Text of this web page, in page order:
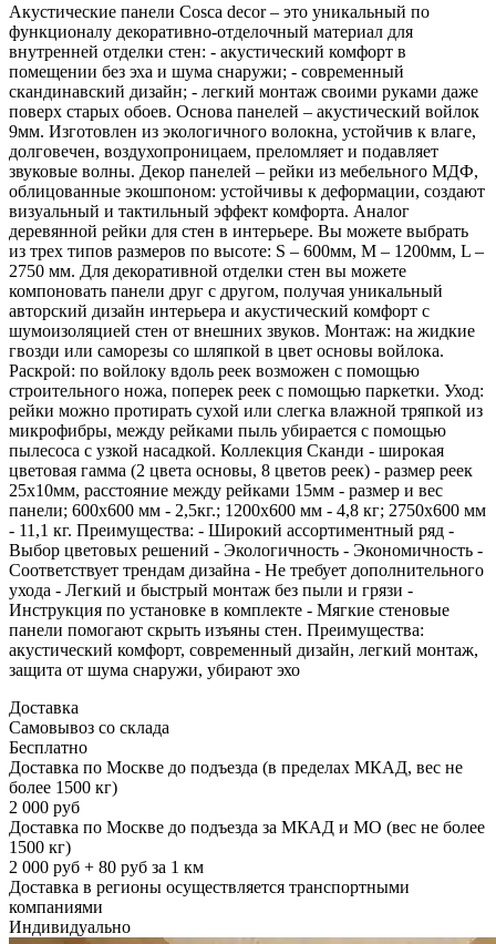
Акустические панели Cosca decor – это уникальный по
функционалу декоративно-отделочный материал для
внутренней отделки стен: - акустический комфорт в
помещении без эха и шума снаружи; - современный
скандинавский дизайн; - легкий монтаж своими руками даже
поверх старых обоев. Основа панелей – акустический войлок
9мм. Изготовлен из экологичного волокна, устойчив к влаге,
долговечен, воздухопроницаем, преломляет и подавляет
звуковые волны. Декор панелей – рейки из мебельного МДФ,
облицованные экошпоном: устойчивы к деформации, создают
визуальный и тактильный эффект комфорта. Аналог
деревянной рейки для стен в интерьере. Вы можете выбрать
из трех типов размеров по высоте: S – 600мм, M – 1200мм, L –
2750 мм. Для декоративной отделки стен вы можете
компоновать панели друг с другом, получая уникальный
авторский дизайн интерьера и акустический комфорт с
шумоизоляцией стен от внешних звуков. Монтаж: на жидкие
гвозди или саморезы со шляпкой в цвет основы войлока.
Раскрой: по войлоку вдоль реек возможен с помощью
строительного ножа, поперек реек с помощью паркетки. Уход:
рейки можно протирать сухой или слегка влажной тряпкой из
микрофибры, между рейками пыль убирается с помощью
пылесоса с узкой насадкой. Коллекция Сканди - широкая
цветовая гамма (2 цвета основы, 8 цветов реек) - размер реек
25х10мм, расстояние между рейками 15мм - размер и вес
панели; 600х600 мм - 2,5кг.; 1200х600 мм - 4,8 кг; 2750х600 мм
- 11,1 кг. Преимущества: - Широкий ассортиментный ряд -
Выбор цветовых решений - Экологичность - Экономичность -
Соответствует трендам дизайна - Не требует дополнительного
ухода - Легкий и быстрый монтаж без пыли и грязи -
Инструкция по установке в комплекте - Мягкие стеновые
панели помогают скрыть изъяны стен. Преимущества:
акустический комфорт, современный дизайн, легкий монтаж,
защита от шума снаружи, убирают эхо
Доставка
Самовывоз со склада
Бесплатно
Доставка по Москве до подъезда (в пределах МКАД, вес не
более 1500 кг)
2 000 руб
Доставка по Москве до подъезда за МКАД и МО (вес не более
1500 кг)
2 000 руб + 80 руб за 1 км
Доставка в регионы осуществляется транспортными
компаниями
Индивидуально